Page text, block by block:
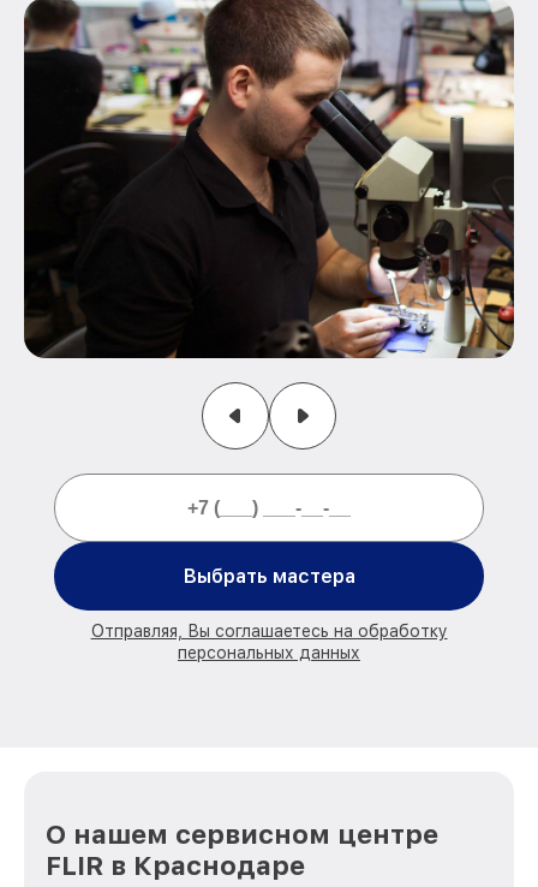
Выбрать мастера
Отправляя, Вы соглашаетесь на обработку
персональных данных
О нашем сервисном центре
FLIR в Краснодаре